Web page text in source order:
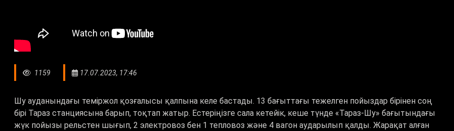
1159 17.07.2023, 17:46
Шу ауданындағы теміржол қозғалысы қалпына келе бастады. 13 бағыттағы тежелген пойыздар бірінен соң
бірі Тараз станциясына барып, тоқтап жатыр. Естеріңізге сала кетейік, кеше түнде «Тараз-Шу» бағытындағы
жүк пойызы рельстен шығып, 2 электровоз бен 1 тепловоз және 4 вагон аударылып қалды. Жарақат алған